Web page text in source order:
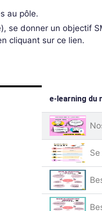
au pôle.
se donner un objectif
cliquant sur ce lien.
e-learning du